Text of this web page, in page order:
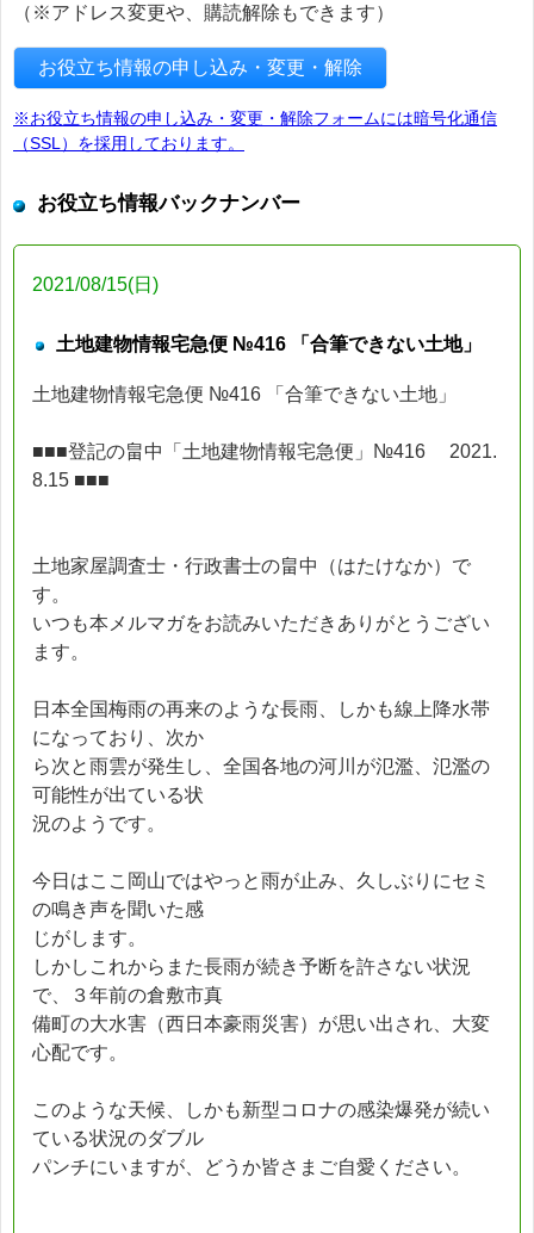
（※アドレス変更や、購読解除もできます）
お役立ち情報の申し込み・変更・解除
※お役立ち情報の申し込み・変更・解除フォームには暗号化通信
（SSL）を採用しております。
お役立ち情報バックナンバー
2021/08/15(日)
土地建物情報宅急便 №416 「合筆できない土地」
土地建物情報宅急便 №416 「合筆できない土地」
■■■登記の畠中「土地建物情報宅急便」№416 2021.
8.15 ■■■
土地家屋調査士・行政書士の畠中（はたけなか）で
す。
いつも本メルマガをお読みいただきありがとうござい
ます。
日本全国梅雨の再来のような長雨、しかも線上降水帯
になっており、次か
ら次と雨雲が発生し、全国各地の河川が氾濫、氾濫の
可能性が出ている状
況のようです。
今日はここ岡山ではやっと雨が止み、久しぶりにセミ
の鳴き声を聞いた感
じがします。
しかしこれからまた長雨が続き予断を許さない状況
で、３年前の倉敷市真
備町の大水害（西日本豪雨災害）が思い出され、大変
心配です。
このような天候、しかも新型コロナの感染爆発が続い
ている状況のダブル
パンチにいますが、どうか皆さまご自愛ください。